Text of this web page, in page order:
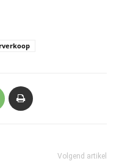
Volgend artikel